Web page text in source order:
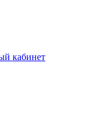
кабинет